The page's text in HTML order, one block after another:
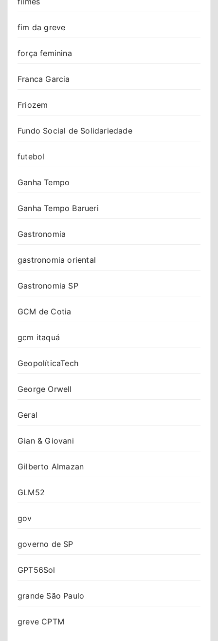
fim da greve
força feminina
Franca Garcia
Friozem
Fundo Social de Solidariedade
futebol
Ganha Tempo
Ganha Tempo Barueri
Gastronomia
gastronomia oriental
Gastronomia SP
GCM de Cotia
gcm itaquá
GeopolíticaTech
George Orwell
Geral
Gian & Giovani
Gilberto Almazan
GLM52
gov
governo de SP
GPT56Sol
grande São Paulo
greve CPTM